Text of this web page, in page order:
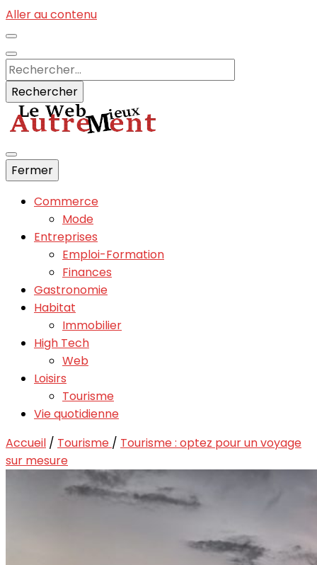
Aller au contenu
Rechercher :
Autrements
Informations du net sans fautes :)
Fermer
Commerce
Mode
Entreprises
Emploi-Formation
Finances
Gastronomie
Habitat
Immobilier
High Tech
Web
Loisirs
Tourisme
Vie quotidienne
Accueil / Tourisme / Tourisme : optez pour un voyage
sur mesure